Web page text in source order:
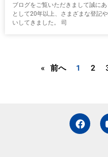
ブログをご覧いただきまして誠に
として20年以上、さまざまな登記
いしてきました。 司
« 前へ 1 2
F
a
c